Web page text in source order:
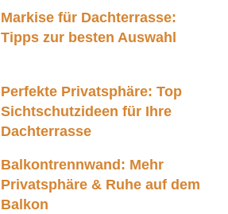
Markise für Dachterrasse:
Tipps zur besten Auswahl
Perfekte Privatsphäre: Top
Sichtschutzideen für Ihre
Dachterrasse
Balkontrennwand: Mehr
Privatsphäre & Ruhe auf dem
Balkon